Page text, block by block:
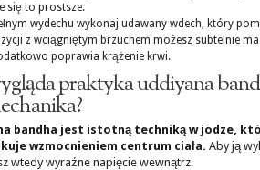
się to prostsze.
wydechu wykonaj udawany wdech, który
z wciągniętym brzuchem możesz subtelnie
poprawia krążenie krwi.
praktyka uddiyana
bandha jest istotną techniką w jodze,
wzmocnieniem centrum ciała. Aby ją
wtedy wyraźne napięcie wewnątrz.